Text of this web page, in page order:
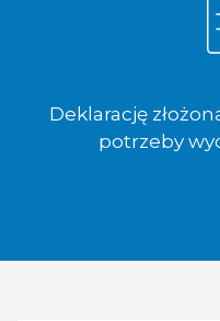
Deklarację
potrzeby